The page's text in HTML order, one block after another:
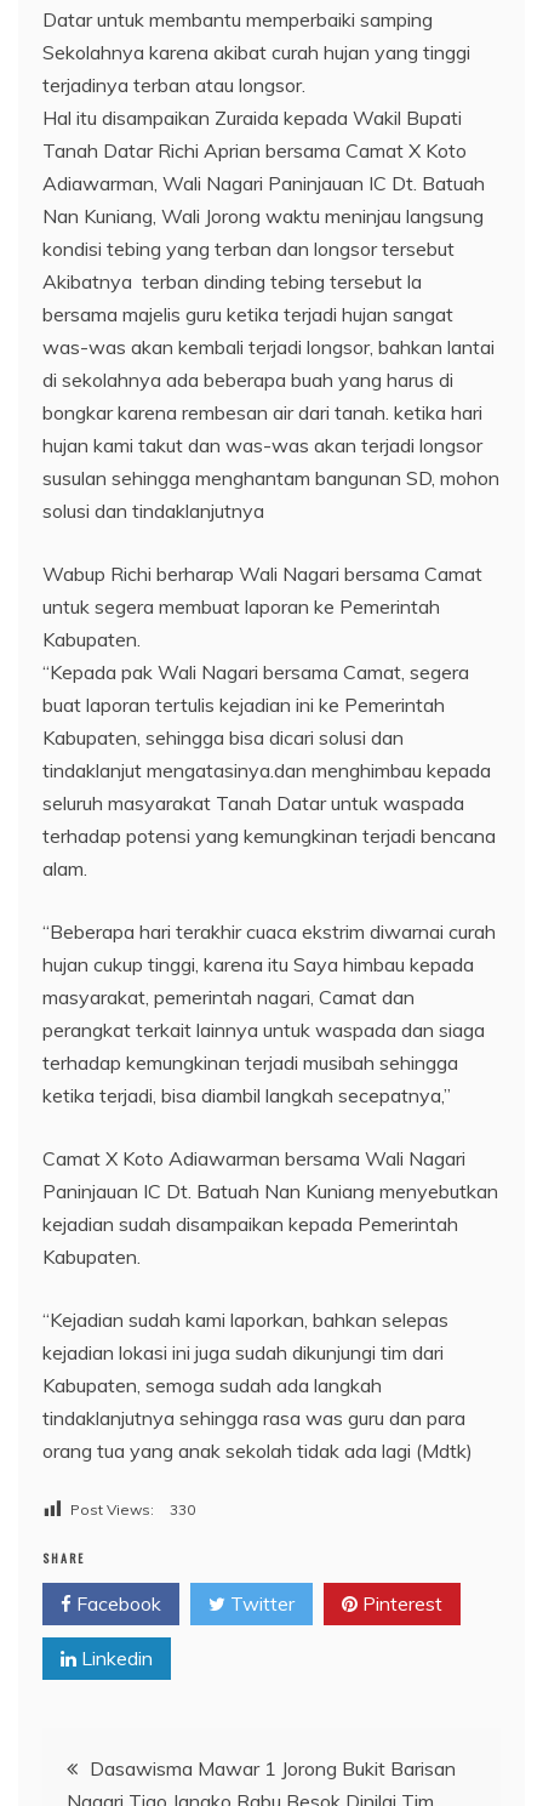
Datar untuk membantu memperbaiki samping
Sekolahnya karena akibat curah hujan yang tinggi
terjadinya terban atau longsor.
Hal itu disampaikan Zuraida kepada Wakil Bupati
Tanah Datar Richi Aprian bersama Camat X Koto
Adiawarman, Wali Nagari Paninjauan IC Dt. Batuah
Nan Kuniang, Wali Jorong waktu meninjau langsung
kondisi tebing yang terban dan longsor tersebut
Akibatnya terban dinding tebing tersebut la
bersama majelis guru ketika terjadi hujan sangat
was-was akan kembali terjadi longsor, bahkan lantai
di sekolahnya ada beberapa buah yang harus di
bongkar karena rembesan air dari tanah. ketika hari
hujan kami takut dan was-was akan terjadi longsor
susulan sehingga menghantam bangunan SD, mohon
solusi dan tindaklanjutnya
Wabup Richi berharap Wali Nagari bersama Camat
untuk segera membuat laporan ke Pemerintah
Kabupaten.
“Kepada pak Wali Nagari bersama Camat, segera
buat laporan tertulis kejadian ini ke Pemerintah
Kabupaten, sehingga bisa dicari solusi dan
tindaklanjut mengatasinya.dan menghimbau kepada
seluruh masyarakat Tanah Datar untuk waspada
terhadap potensi yang kemungkinan terjadi bencana
alam.
“Beberapa hari terakhir cuaca ekstrim diwarnai curah
hujan cukup tinggi, karena itu Saya himbau kepada
masyarakat, pemerintah nagari, Camat dan
perangkat terkait lainnya untuk waspada dan siaga
terhadap kemungkinan terjadi musibah sehingga
ketika terjadi, bisa diambil langkah secepatnya,”
Camat X Koto Adiawarman bersama Wali Nagari
Paninjauan IC Dt. Batuah Nan Kuniang menyebutkan
kejadian sudah disampaikan kepada Pemerintah
Kabupaten.
“Kejadian sudah kami laporkan, bahkan selepas
kejadian lokasi ini juga sudah dikunjungi tim dari
Kabupaten, semoga sudah ada langkah
tindaklanjutnya sehingga rasa was guru dan para
orang tua yang anak sekolah tidak ada lagi (Mdtk)
Post Views: 330
SHARE
Facebook Twitter Pinterest
Linkedin
Navigasi
Dasawisma Mawar 1 Jorong Bukit Barisan
Nagari Tigo Jangko Rabu Besok Dinilai Tim